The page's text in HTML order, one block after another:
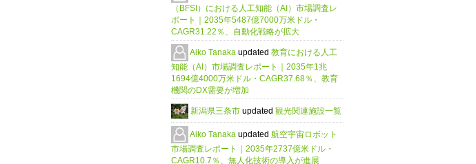
（BFSI）における人工知能（AI）市場調査レ
ポート｜2035年5487億7000万米ドル・
CAGR31.22％、自動化戦略が拡大
Aiko Tanaka updated 教育における人工
知能（AI）市場調査レポート｜2035年1兆
1694億4000万米ドル・CAGR37.68％、教育
機関のDX需要が増加
新潟県三条市 updated 観光関連施設一覧
Aiko Tanaka updated 航空宇宙ロボット
市場調査レポート｜2035年2737億米ドル・
CAGR10.7％、無人化技術の導入が進展